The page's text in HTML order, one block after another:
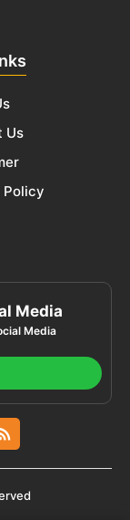
Us
Media
Media